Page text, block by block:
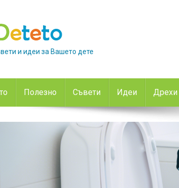
и идеи за Вашето дете
Полезно Съвети Идеи Дрехи